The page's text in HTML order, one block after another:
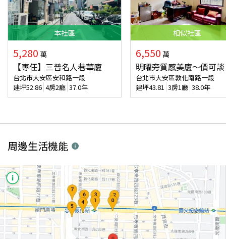
本社區
5,280 萬
【專任】三普名人巷華廈
台北市大安區安和路一段
建坪52.86 4房2廳 37.0年
相似社區
6,550 萬
明曜旁質感美廈～價可
台北市大安區敦化南路一段
建坪43.81 3房1廳 38.0年
周邊生活機能